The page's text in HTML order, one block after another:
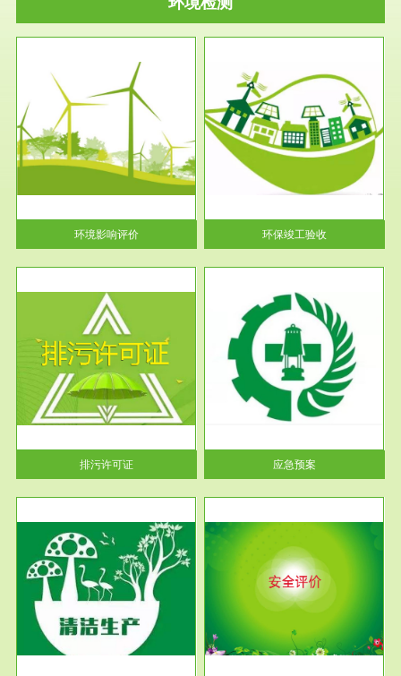
环境影响评价
服务范围
环保竣工验收
根据《建设项目环境保护管理条
例》第十七条 编制环境影响报
告书、...
环保竣工验收
排污许可证
服务范围
应急预案
根据《中华人民共和国环境保护
法》第十九条 企业事业单位应
当按照...
应急预案
服务范围
安全评价
安全评价安全评价目的是查找、
分析和预测工程、系统、生产经